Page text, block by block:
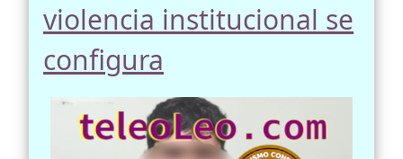
violencia institucional se
configura